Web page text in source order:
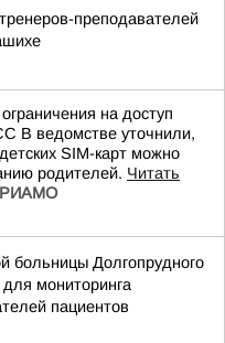
преподавателей
на доступ
В ведомстве уточнили,
SIM-карт можно
родителей. Читать
РИАМО
больницы Долгопрудного
мониторинга
пациентов